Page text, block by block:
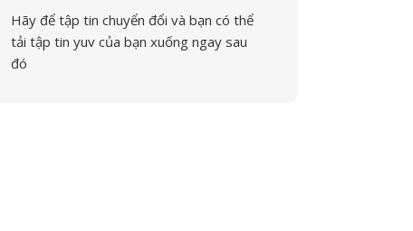
Hãy để tập tin chuyển đổi và bạn có thể
tải tập tin yuv của bạn xuống ngay sau
đó